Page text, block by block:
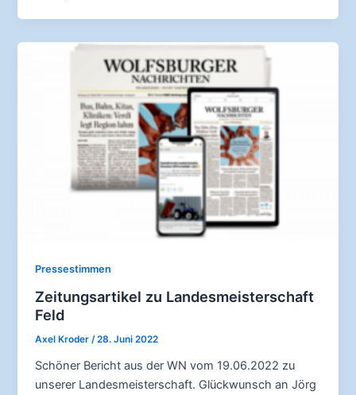
Pressestimmen
Zeitungsartikel zu Landesmeisterschaft
Feld
Axel Kroder /28. Juni 2022
Schöner Bericht aus der WN vom 19.06.2022 zu
unserer Landesmeisterschaft. Glückwunsch an Jörg